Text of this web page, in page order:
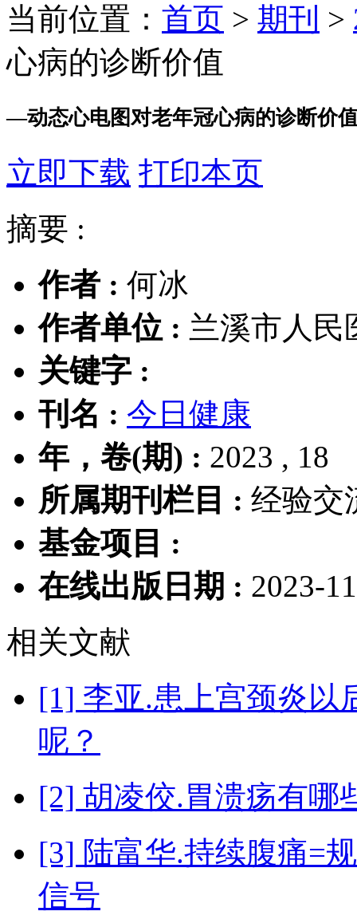
当前位置： 首页 > 期刊 >
心病的诊断价值
—动态心电图对老年冠心病的诊断价
立即下载 打印本页
摘要 :
作者 : 何冰
作者单位 : 兰溪市人民
关键字 :
刊名 : 今日健康
年，卷(期) : 2023 , 18
所属期刊栏目 : 经验交
基金项目 :
在线出版日期 : 2023-
相关文献
[1] 李亚.患上宫颈炎以
呢？
[2] 胡凌佼.胃溃疡有哪
[3] 陆富华.持续腹痛=
信号